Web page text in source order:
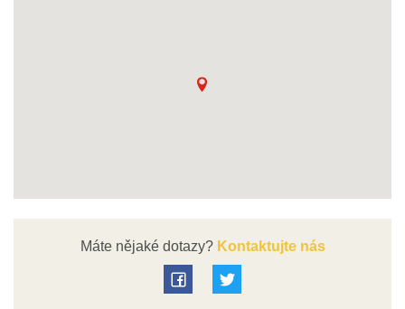
Máte nějaké dotazy?Kontaktujte nás